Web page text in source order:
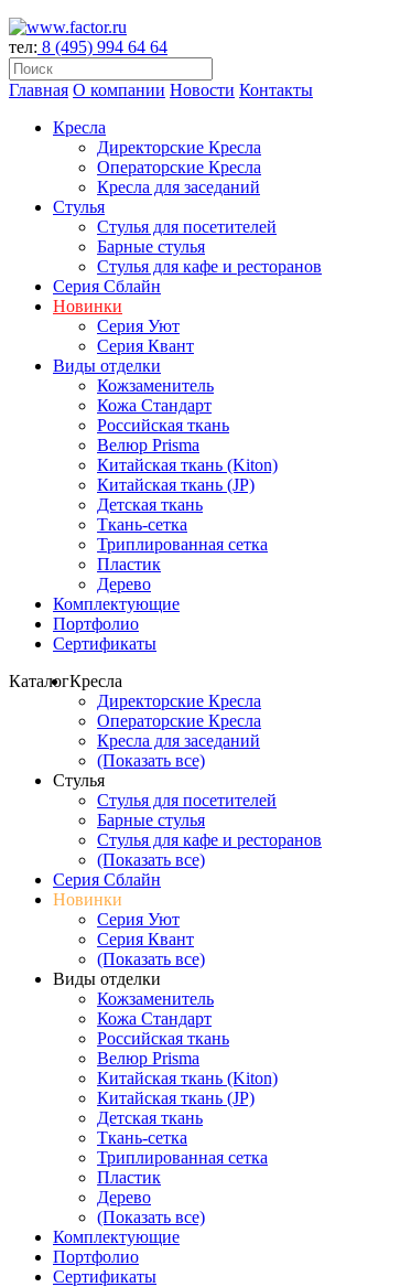
тел: 8 (495) 994 64 64
Главная О компании Новости Контакты
Кресла
Директорские Кресла
Операторские Кресла
Кресла для заседаний
Стулья
Стулья для посетителей
Барные стулья
Стулья для кафе и ресторанов
Серия Сблайн
Новинки
Серия Уют
Серия Квант
Виды отделки
Кожзаменитель
Кожа Стандарт
Российская ткань
Велюр Prisma
Китайская ткань (Kiton)
Китайская ткань (JP)
Детская ткань
Ткань-сетка
Триплированная сетка
Пластик
Дерево
Комплектующие
Портфолио
Сертификаты
КаталогКресла
Директорские Кресла
Операторские Кресла
Кресла для заседаний
(Показать все)
Стулья
Стулья для посетителей
Барные стулья
Стулья для кафе и ресторанов
(Показать все)
Серия Сблайн
Новинки
Серия Уют
Серия Квант
(Показать все)
Виды отделки
Кожзаменитель
Кожа Стандарт
Российская ткань
Велюр Prisma
Китайская ткань (Kiton)
Китайская ткань (JP)
Детская ткань
Ткань-сетка
Триплированная сетка
Пластик
Дерево
(Показать все)
Комплектующие
Портфолио
Сертификаты